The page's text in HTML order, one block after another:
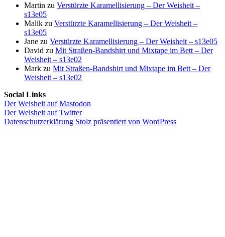
Martin zu Verstürzte Karamellisierung – Der Weisheit –
s13e05
Malik zu Verstürzte Karamellisierung – Der Weisheit –
s13e05
Jane zu Verstürzte Karamellisierung – Der Weisheit – s13e05
David zu Mit Straßen-Bandshirt und Mixtape im Bett – Der
Weisheit – s13e02
Mark zu Mit Straßen-Bandshirt und Mixtape im Bett – Der
Weisheit – s13e02
Social Links
Der Weisheit auf Mastodon
Der Weisheit auf Twitter
Datenschutzerklärung Stolz präsentiert von WordPress